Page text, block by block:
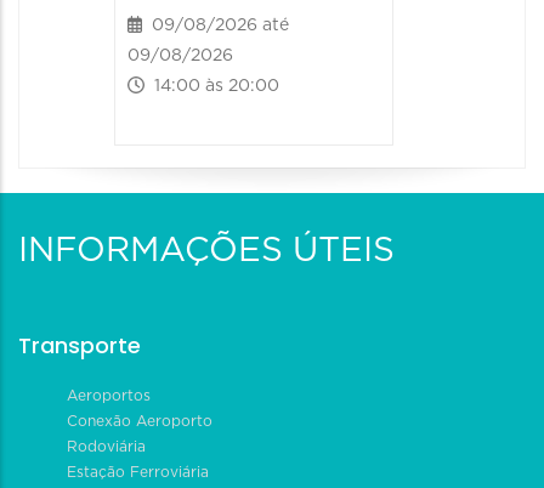
09/08/2026 até
09/08/2026
14:00 às 20:00
INFORMAÇÕES ÚTEIS
Transporte
Aeroportos
Conexão Aeroporto
Rodoviária
Estação Ferroviária